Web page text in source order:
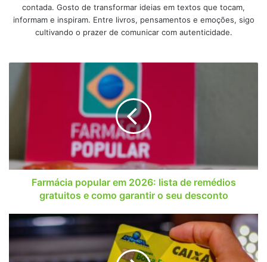
contada. Gosto de transformar ideias em textos que tocam,
informam e inspiram. Entre livros, pensamentos e emoções, sigo
cultivando o prazer de comunicar com autenticidade.
gratuitos
e
seu
Farmácia popular em 2026: lista de remédios
gratuitos e como garantir o seu desconto
Pente-
no
Bolsa